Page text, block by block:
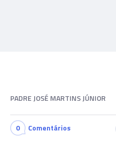
PADRE JOSÉ MARTINS JÚNIOR
0 Comentários